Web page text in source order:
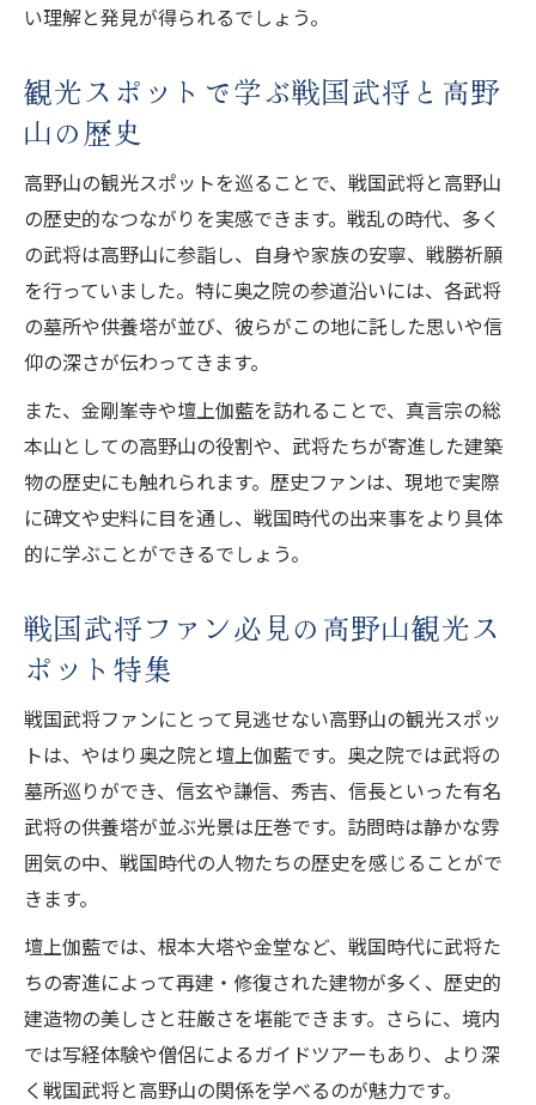
い理解と発見が得られるでしょう。
観光スポットで学ぶ戦国武将と高野
山の歴史
高野山の観光スポットを巡ることで、戦国武将と高野山
の歴史的なつながりを実感できます。戦乱の時代、多く
の武将は高野山に参詣し、自身や家族の安寧、戦勝祈願
を行っていました。特に奥之院の参道沿いには、各武将
の墓所や供養塔が並び、彼らがこの地に託した思いや信
仰の深さが伝わってきます。
また、金剛峯寺や壇上伽藍を訪れることで、真言宗の総
本山としての高野山の役割や、武将たちが寄進した建築
物の歴史にも触れられます。歴史ファンは、現地で実際
に碑文や史料に目を通し、戦国時代の出来事をより具体
的に学ぶことができるでしょう。
戦国武将ファン必見の高野山観光ス
ポット特集
戦国武将ファンにとって見逃せない高野山の観光スポッ
トは、やはり奥之院と壇上伽藍です。奥之院では武将の
墓所巡りができ、信玄や謙信、秀吉、信長といった有名
武将の供養塔が並ぶ光景は圧巻です。訪問時は静かな雰
囲気の中、戦国時代の人物たちの歴史を感じることがで
きます。
壇上伽藍では、根本大塔や金堂など、戦国時代に武将た
ちの寄進によって再建・修復された建物が多く、歴史的
建造物の美しさと荘厳さを堪能できます。さらに、境内
では写経体験や僧侶によるガイドツアーもあり、より深
く戦国武将と高野山の関係を学べるのが魅力です。